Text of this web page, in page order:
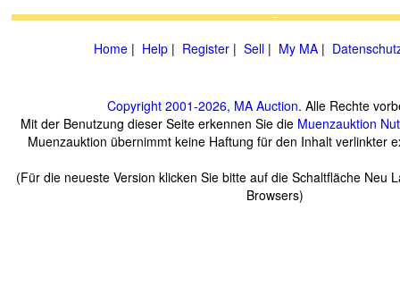
Home | Help | Register | Sell | My MA |
Copyright 2001-2026, MA Auction. Alle Rechte
Mit der Benutzung dieser Seite erkennen Sie die Muenzauktion
Muenzauktion übernimmt keine Haftung für den Inhalt verlinkter
(Für die neueste Version klicken Sie bitte auf die Schaltfläche Neu
Browsers)